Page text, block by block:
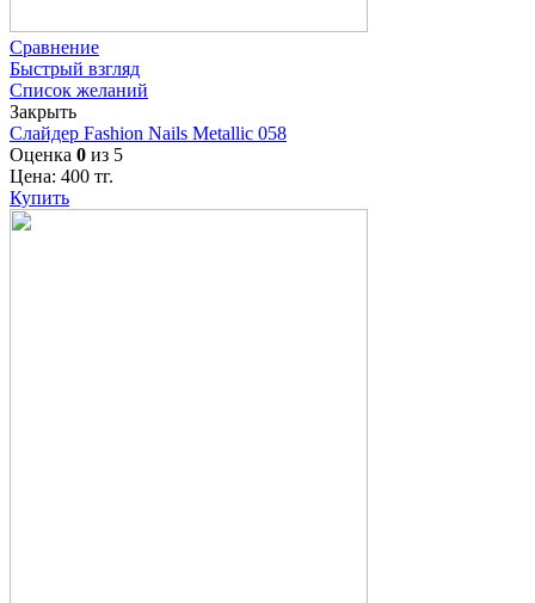
Сравнение
Быстрый взгляд
Список желаний
Закрыть
Слайдер Fashion Nails Metallic 058
Оценка 0 из 5
Цена: 400 тг.
Купить